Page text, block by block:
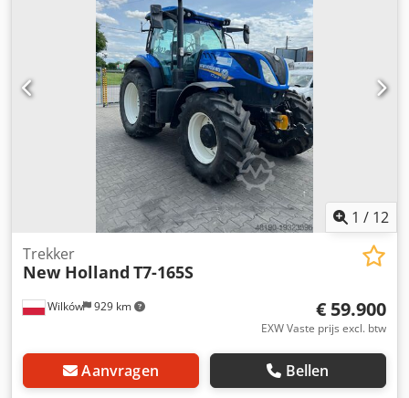
1 / 12
Wilków 929 km
Trekker
New Holland T7-165S
€ 59.900
EXW Vaste prijs excl. btw
Aanvragen Bellen